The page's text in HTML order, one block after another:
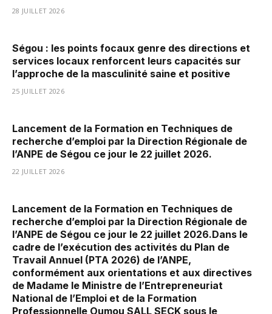
28 JUILLET 2026
Ségou : les points focaux genre des directions et
services locaux renforcent leurs capacités sur
l’approche de la masculinité saine et positive
25 JUILLET 2026
Lancement de la Formation en Techniques de
recherche d’emploi par la Direction Régionale de
l’ANPE de Ségou ce jour le 22 juillet 2026.
22 JUILLET 2026
Lancement de la Formation en Techniques de
recherche d’emploi par la Direction Régionale de
l’ANPE de Ségou ce jour le 22 juillet 2026.Dans le
cadre de l’exécution des activités du Plan de
Travail Annuel (PTA 2026) de l’ANPE,
conformément aux orientations et aux directives
de Madame le Ministre de l’Entrepreneuriat
National de l’Emploi et de la Formation
Professionnelle Oumou SALL SECK sous le